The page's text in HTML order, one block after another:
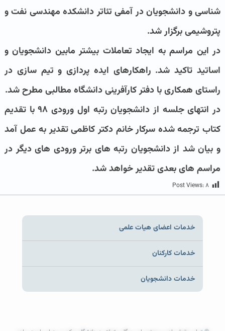
شناسی و دانشجویان در آمفی تئاتر دانشکده مهندسی نفت و
پتروشیمی برگزار شد.
در این مراسم به ایجاد تعاملات بیشتر مابین دانشجویان و
اساتید تاکید شد. راهکارهای ایده پردازی و تیم سازی در
راستای همکاری با دفتر کارآفرینی دانشگاه مطالبی مطرح شد.
در انتهای جلسه از دانشجویان رتبه اول ورودی ۹۸ با تقدیم
کتاب ترجمه شده سرکار خانم دکتر کاظمی تقدیر به عمل آمد
و بیان شد از دانشجویان رتبه های برتر ورودی های دیگر در
مراسم های بعدی تقدیر خواهد شد.
Post Views:۸
خدمات اعضای هیات علمی
خدمات کارکنان
خدمات دانشجویان